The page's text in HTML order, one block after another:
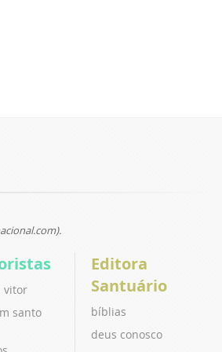
vitor
santo
Editora
Santuário
bíblias
deus conosco